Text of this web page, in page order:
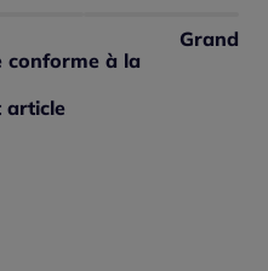
Grand
conforme à la
article